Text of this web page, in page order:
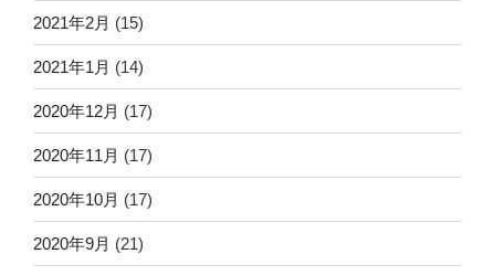
2021年2月 (15)
2021年1月 (14)
2020年12月 (17)
2020年11月 (17)
2020年10月 (17)
2020年9月 (21)